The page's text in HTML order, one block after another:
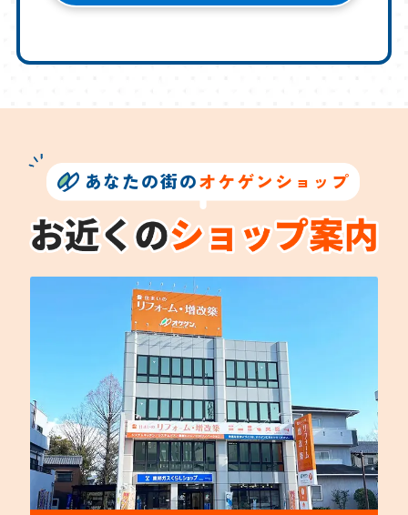
あなたの街のオケゲンショップ